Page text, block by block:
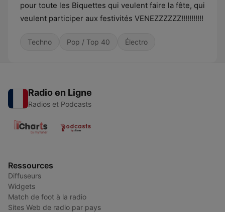
pour toute les Biquettes qui veulent faire la fête, qui
veulent participer aux festivités VENEZZZZZZ!!!!!!!!!!!
Techno Pop / Top 40 Électro
Radio en Ligne
Radios et Podcasts
Ressources
Diffuseurs
Widgets
Match de foot à la radio
Sites Web de radio par pays